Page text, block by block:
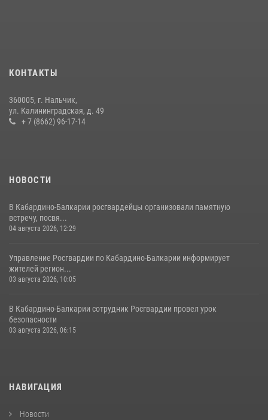
В Кабардино-Балкарии при силовой поддержке Росгвардии изъяты
оружие и наркотические средства
КОНТАКТЫ
360005, г. Нальчик,
ул. Калининградская, д. 49
+ 7 (8662) 96-17-14
НОВОСТИ
В Кабардино-Балкарии росгвардейцы организовали памятную
встречу, посвя...
04 августа 2026, 12:29
Управление Росгвардии по Кабардино-Балкарии информирует
жителей регион...
03 августа 2026, 10:05
В Кабардино‑Балкарии сотрудник Росгвардии провел урок
безопасности
03 августа 2026, 06:15
НАВИГАЦИЯ
Новости